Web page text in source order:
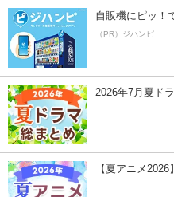
自販機にピッ！
（PR）ジハンピ
2026年7月夏ド
【夏アニメ